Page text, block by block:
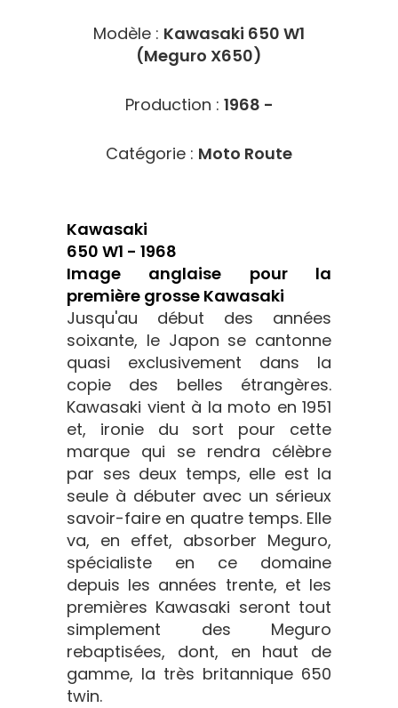
Modèle : Kawasaki 650 W1
(Meguro X650)
Production : 1968 -
Catégorie : Moto Route
Kawasaki
650 W1 - 1968
Image anglaise pour la
première grosse Kawasaki
Jusqu'au début des années
soixante, le Japon se cantonne
quasi exclusivement dans la
copie des belles étrangères.
Kawasaki vient à la moto en 1951
et, ironie du sort pour cette
marque qui se rendra célèbre
par ses deux temps, elle est la
seule à débuter avec un sérieux
savoir-faire en quatre temps. Elle
va, en effet, absorber Meguro,
spécialiste en ce domaine
depuis les années trente, et les
premières Kawasaki seront tout
simplement des Meguro
rebaptisées, dont, en haut de
gamme, la très britannique 650
twin.